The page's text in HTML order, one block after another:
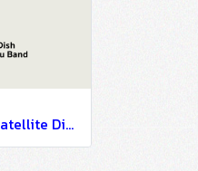
ACE DISH-KU 150, Satellite Dish Antenna 150cm Offset for Ku Band